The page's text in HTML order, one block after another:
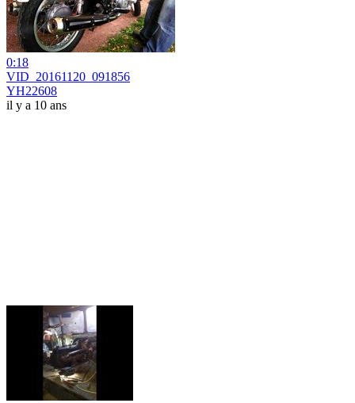
0:18
VID_20161120_091856
YH22608
il y a 10 ans